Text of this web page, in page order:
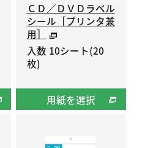
ＣＤ／ＤＶＤラベル
シール［プリンタ兼
用］
入数 10シート(20
枚)
用紙を選択